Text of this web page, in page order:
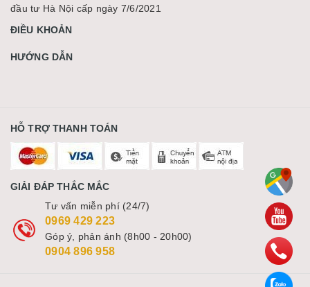
đầu tư Hà Nội cấp ngày 7/6/2021
ĐIỀU KHOẢN
HƯỚNG DẪN
HỖ TRỢ THANH TOÁN
GIẢI ĐÁP THẮC MẮC
Tư vấn miễn phí (24/7)
0969 429 223
Góp ý, phản ánh (8h00 - 20h00)
0904 896 958